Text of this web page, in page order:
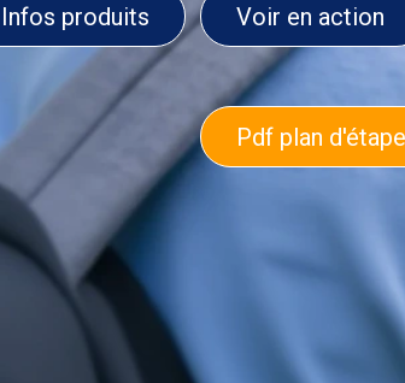
Infos produits Voir en action
Pdf plan